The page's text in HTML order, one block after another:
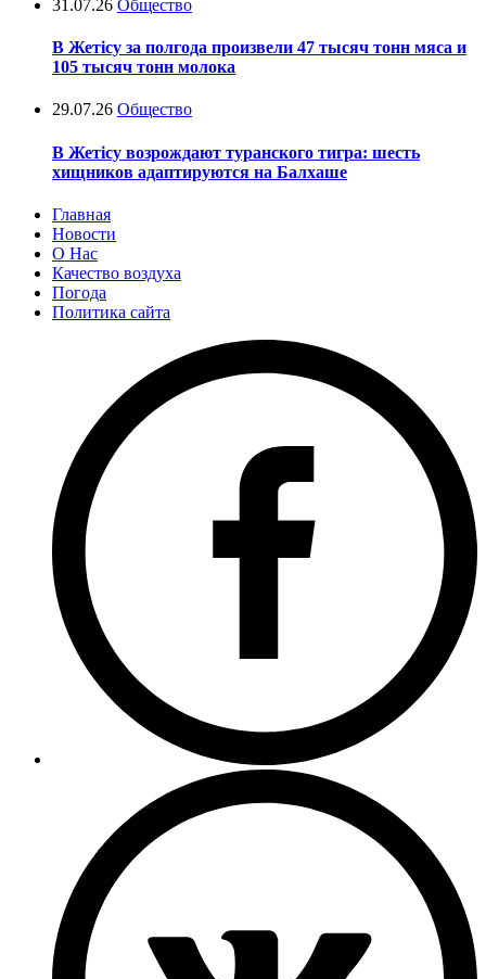
31.07.26 Общество
В Жетісу за полгода произвели 47 тысяч тонн мяса и
105 тысяч тонн молока
29.07.26 Общество
В Жетісу возрождают туранского тигра: шесть
хищников адаптируются на Балхаше
Главная
Новости
О Нас
Качество воздуха
Погода
Политика сайта